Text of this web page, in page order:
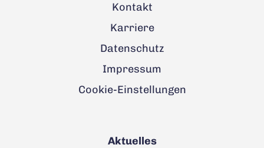
Kontakt
Karriere
Datenschutz
Impressum
Cookie-Einstellungen
Aktuelles